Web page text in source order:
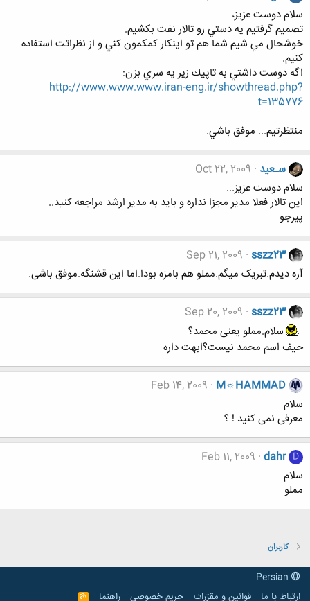
سلام دوست عزيز،
تصميم گرفتيم يه دستي رو تالار نفت بكشيم.
خوشحال مي شيم شما هم تو اينكار كمكمون كني و از نظراتت استفاده
كنيم.
اگه دوست داشتي به تاپيك زير يه سري بزن:
http://www.www.www.iran-eng.ir/showthread.php?
t=135776
منتظرتيم... موفق باشي.
سـعید Oct 22, 2009
سلام دوست عزیز...
این تالار فعلا مدیر مجزا نداره و باید به مدیر ارشد مراجعه کنید..
پیرجو
sszz23
Sep 21, 2009
آره دیدم.تبریک میگم.مملو هم بامزه بودا.اما این قشنگه.موفق باشی.
sszz23
Sep 20, 2009
سلام.مملو یعنی محمد؟
حیف اسم محمد نیست؟ابهت داره
M☼HAMMAD
Feb 14, 2009
سلام
معرفی نمی کنید ! ؟
D
dahr
Feb 11, 2009
سلام
مملو
کاربران
ارتباط با ما
قوانین و مقرّرات حریم خصوصی راهنما
R